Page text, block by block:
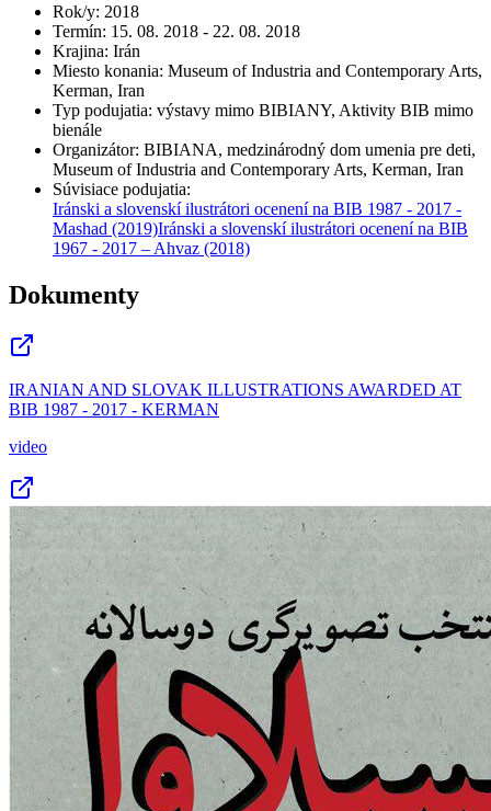
Rok/y: 2018
Termín: 15. 08. 2018 - 22. 08. 2018
Krajina: Irán
Miesto konania: Museum of Industria and Contemporary Arts,
Kerman, Iran
Typ podujatia: výstavy mimo BIBIANY, Aktivity BIB mimo
bienále
Organizátor: BIBIANA, medzinárodný dom umenia pre deti,
Museum of Industria and Contemporary Arts, Kerman, Iran
Súvisiace podujatia:
Iránski a slovenskí ilustrátori ocenení na BIB 1987 - 2017 -
Mashad (2019)Iránski a slovenskí ilustrátori ocenení na BIB
1967 - 2017 – Ahvaz (2018)
Dokumenty
IRANIAN AND SLOVAK ILLUSTRATIONS AWARDED AT
BIB 1987 - 2017 - KERMAN
video